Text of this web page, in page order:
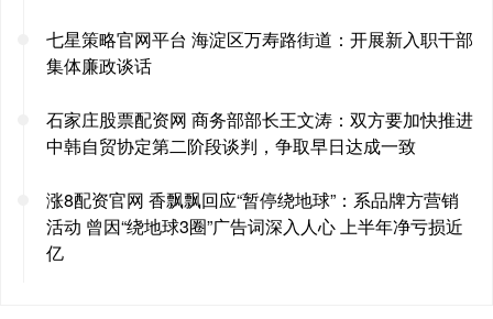
七星策略官网平台 海淀区万寿路街道：开展新入职干部
集体廉政谈话
石家庄股票配资网 商务部部长王文涛：双方要加快推进
中韩自贸协定第二阶段谈判，争取早日达成一致
涨8配资官网 香飘飘回应“暂停绕地球”：系品牌方营销
活动 曾因“绕地球3圈”广告词深入人心 上半年净亏损近
亿